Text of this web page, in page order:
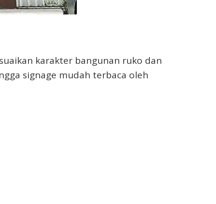
karakter bangunan ruko dan
signage mudah terbaca oleh